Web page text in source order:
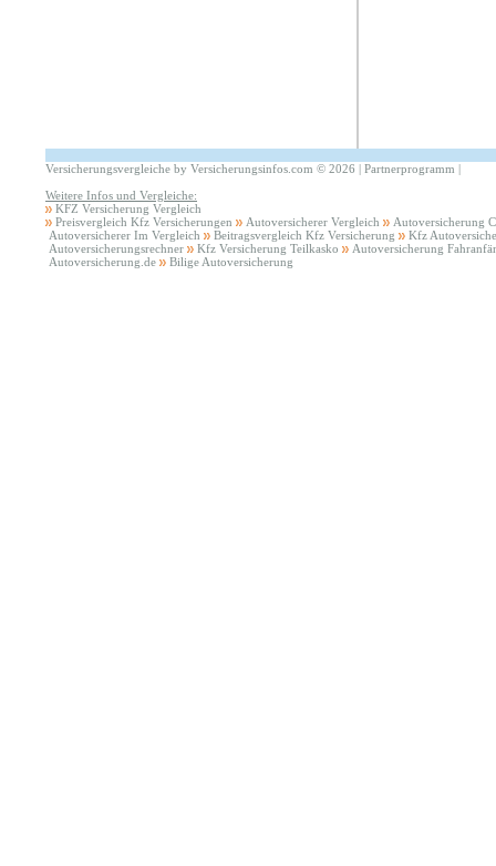
Versicherungsvergleiche by Versicherungsinfos.com © 2026 | Partnerprogramm |
Weitere Infos und Vergleiche:
KFZ Versicherung Vergleich
Preisvergleich Kfz Versicherungen
Autoversicherer Vergleich
Autoversicherung
Autoversicherer Im Vergleich
Beitragsvergleich Kfz Versicherung
Kfz
Autoversicherungsrechner
Kfz Versicherung Teilkasko
Autoversicherung
Autoversicherung.de
Bilige Autoversicherung